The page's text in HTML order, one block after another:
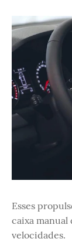
Esses
caixa manual
velocidades.